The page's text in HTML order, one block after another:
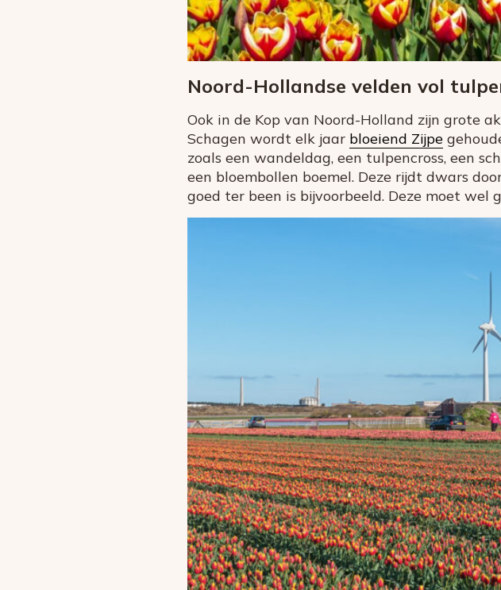
Noord-Hollandse velden vol
Ook in de Kop van Noord-Holland zijn grote
Schagen wordt elk jaar bloeiend Zijpe
zoals een wandeldag, een tulpencross, een
een bloembollen boemel. Deze rijdt dwars
goed ter been is bijvoorbeeld. Deze moet